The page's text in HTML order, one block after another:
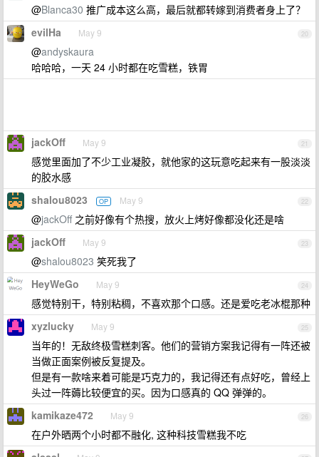
@Blanca30 推广成本这么高，最后就都转嫁到消费者身上了？
20
evilHa May 9
@andyskaura
哈哈哈，一天 24 小时都在吃雪糕，铁胃
21
jackOff May 9
感觉里面加了不少工业凝胶，就他家的这玩意吃起来有一股淡淡
的胶水感
22
shalou8023 OP May 9
@jackOff之前好像有个热搜，放火上烤好像都没化还是啥
23
jackOff May 9
@shalou8023 笑死我了
24
HeyWeGo May 9
感觉特别干，特别粘稠，不喜欢那个口感。还是爱吃老冰棍那种
25
xyzlucky May 9
当年的！无敌终极雪糕刺客。他们的营销方案我记得有一阵还被
当做正面案例被反复提及。
但是有一款啥来着可能是巧克力的，我记得还有点好吃，曾经上
头过一阵薅比较便宜的买。因为口感真的 QQ 弹弹的。
26
kamikaze472 May 9
在户外晒两个小时都不融化, 这种科技雪糕我不吃